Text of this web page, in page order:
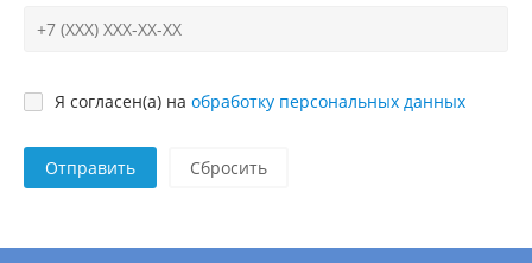
Я согласен(а) на обработку персональных данных
Отправить